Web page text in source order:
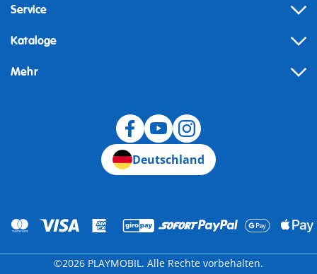
Service
Kataloge
Mehr
Deutschland
©2026 PLAYMOBIL. Alle Rechte vorbehalten.